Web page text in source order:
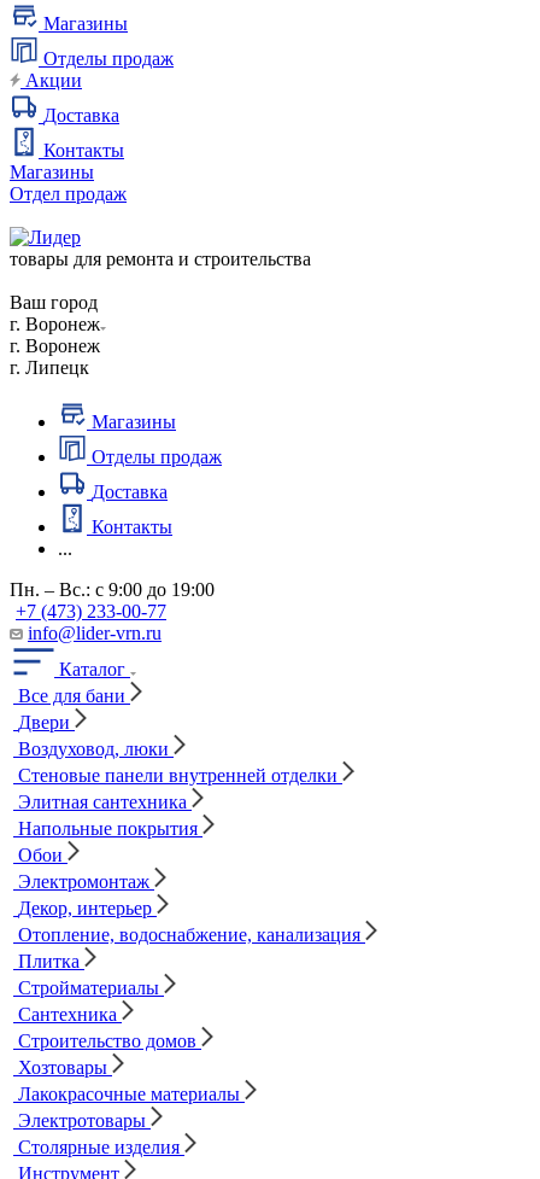
Магазины
Отделы продаж
Акции
Доставка
Контакты
Магазины
Отдел продаж
товары для ремонта и строительства
Ваш город
г. Воронеж
г. Воронеж
г. Липецк
Магазины
Отделы продаж
Доставка
Контакты
...
Пн. – Вс.: с 9:00 до 19:00
+7 (473) 233-00-77
info@lider-vrn.ru
Каталог
Все для бани
Двери
Воздуховод, люки
Стеновые панели внутренней отделки
Элитная сантехника
Напольные покрытия
Обои
Электромонтаж
Декор, интерьер
Отопление, водоснабжение, канализация
Плитка
Стройматериалы
Сантехника
Строительство домов
Хозтовары
Лакокрасочные материалы
Электротовары
Столярные изделия
Инструмент